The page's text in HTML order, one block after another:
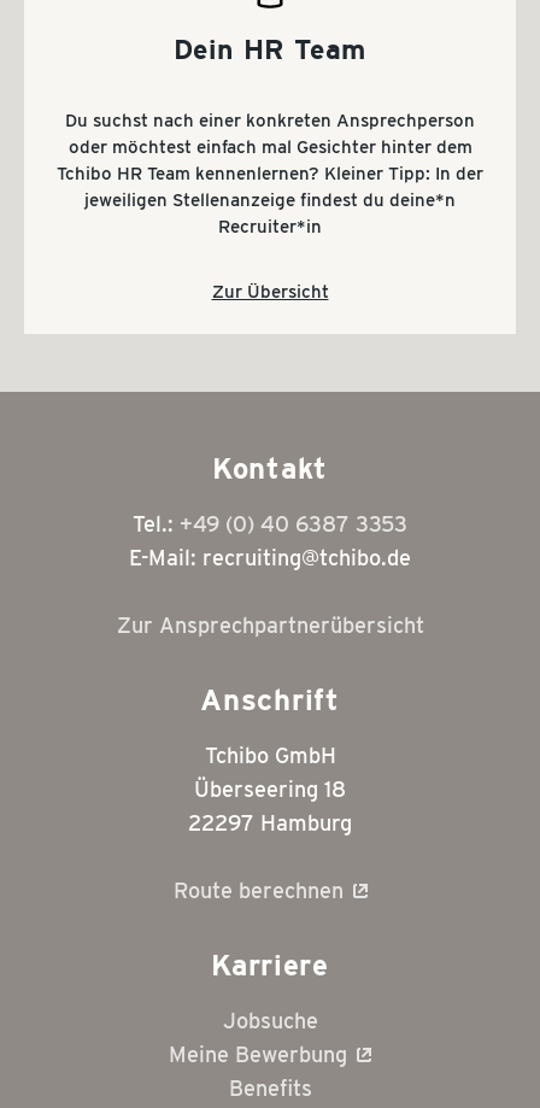
Dein HR Team
Du suchst nach einer konkreten Ansprechperson
oder möchtest einfach mal Gesichter hinter dem
Tchibo HR Team kennenlernen? Kleiner Tipp: In der
jeweiligen Stellenanzeige findest du deine*n
Recruiter*in
Zur Übersicht
Kontakt
Tel.: +49 (0) 40 6387 3353
E-Mail: recruiting@tchibo.de
Zur Ansprechpartnerübersicht
Anschrift
Tchibo GmbH
Überseering 18
22297 Hamburg
Route berechnen
Karriere
Jobsuche
Meine Bewerbung
Benefits